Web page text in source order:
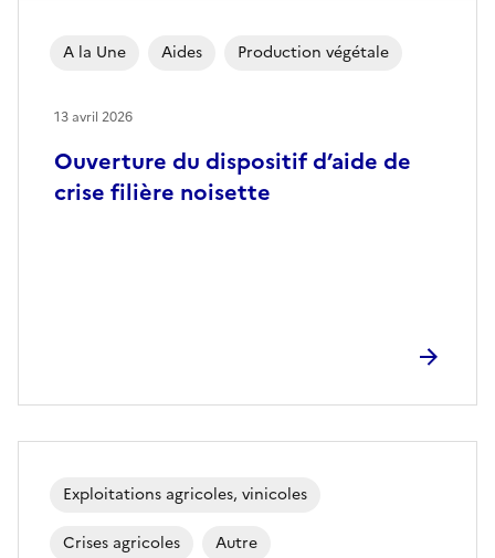
Ouverture du dispositif d’aide de
crise filière noisette
A la Une Aides Production végétale
13 avril 2026
Exploitations agricoles, vinicoles
Crises agricoles Autre